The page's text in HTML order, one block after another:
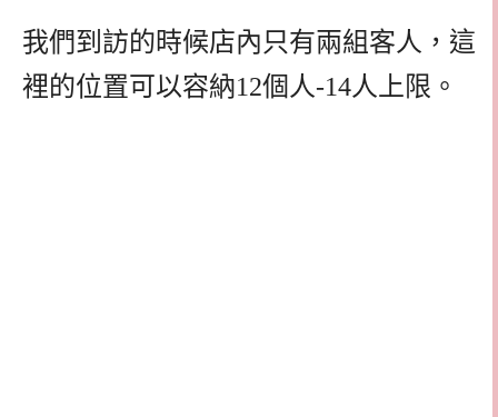
我們到訪的時候店內只有兩組客人，這
裡的位置可以容納12個人-14人上限。